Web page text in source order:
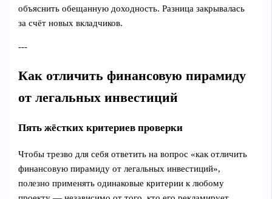
объяснить обещанную доходность. Разница закрывалась
за счёт новых вкладчиков.
---
Как отличить финансовую пирамиду
от легальных инвестиций
Пять жёстких критериев проверки
Чтобы трезво для себя ответить на вопрос «как отличить
финансовую пирамиду от легальных инвестиций»,
полезно применять одинаковые критерии к любому